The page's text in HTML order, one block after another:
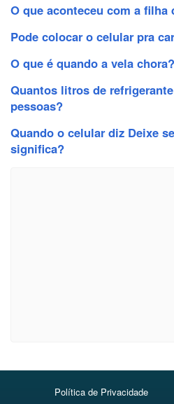
O que aconteceu com a filha
Pode colocar o celular pra
O que é quando a vela chora?
Quantos litros de
pessoas?
Quando o celular diz Deixe
significa?
Política de Privacidade